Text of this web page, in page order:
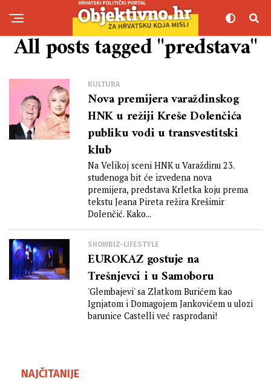
All posts tagged "predstava"
KULTURA
Nova premijera varaždinskog
HNK u režiji Kreše Dolenčića
publiku vodi u transvestitski
klub
Na Velikoj sceni HNK u Varaždinu 23.
studenoga bit će izvedena nova
premijera, predstava Krletka koju prema
tekstu Jeana Pireta režira Krešimir
Dolenčić. Kako...
SHOWBIZ-LIFESTYLE
EUROKAZ gostuje na
Trešnjevci i u Samoboru
'Glembajevi' sa Zlatkom Burićem kao
Ignjatom i Domagojem Jankovićem u ulozi
barunice Castelli već rasprodani!
NAJČITANIJE